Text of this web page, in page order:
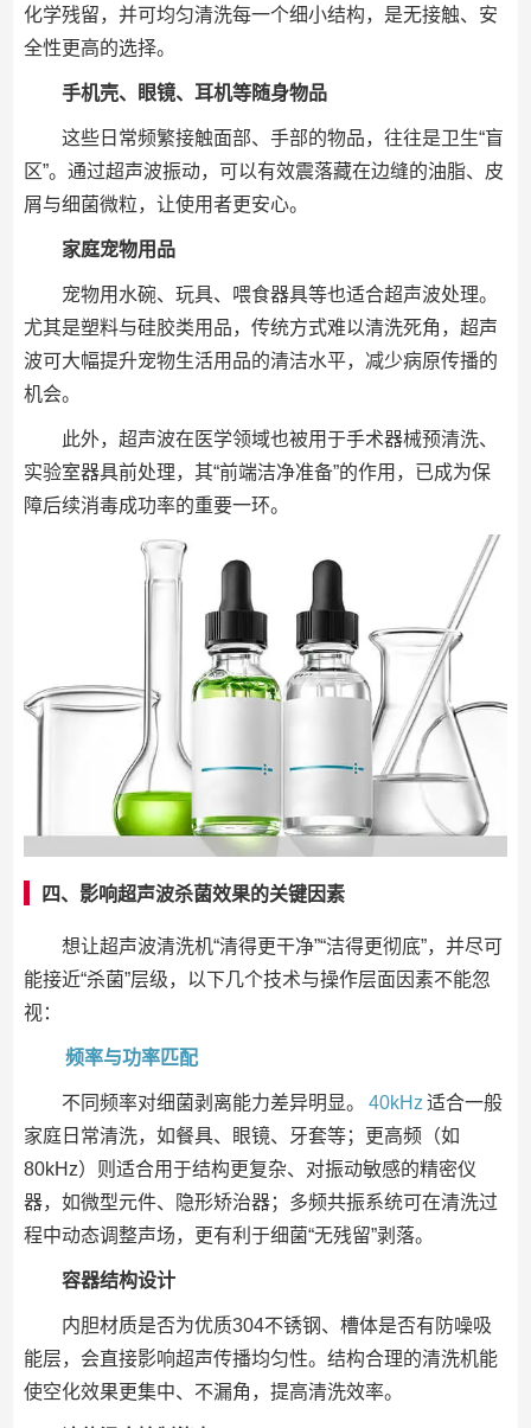
化学残留，并可均匀清洗每一个细小结构，是无接触、安
全性更高的选择。
手机壳、眼镜、耳机等随身物品
这些日常频繁接触面部、手部的物品，往往是卫生“盲
区”。通过超声波振动，可以有效震落藏在边缝的油脂、皮
屑与细菌微粒，让使用者更安心。
家庭宠物用品
宠物用水碗、玩具、喂食器具等也适合超声波处理。
尤其是塑料与硅胶类用品，传统方式难以清洗死角，超声
波可大幅提升宠物生活用品的清洁水平，减少病原传播的
机会。
此外，超声波在医学领域也被用于手术器械预清洗、
实验室器具前处理，其“前端洁净准备”的作用，已成为保
障后续消毒成功率的重要一环。
四、影响超声波杀菌效果的关键因素
想让超声波清洗机“清得更干净”“洁得更彻底”，并尽可
能接近“杀菌”层级，以下几个技术与操作层面因素不能忽
视：
频率与功率匹配
不同频率对细菌剥离能力差异明显。 40kHz 适合一般
家庭日常清洗，如餐具、眼镜、牙套等；更高频（如
80kHz）则适合用于结构更复杂、对振动敏感的精密仪
器，如微型元件、隐形矫治器；多频共振系统可在清洗过
程中动态调整声场，更有利于细菌“无残留”剥落。
容器结构设计
内胆材质是否为优质304不锈钢、槽体是否有防噪吸
能层，会直接影响超声传播均匀性。结构合理的清洗机能
使空化效果更集中、不漏角，提高清洗效率。